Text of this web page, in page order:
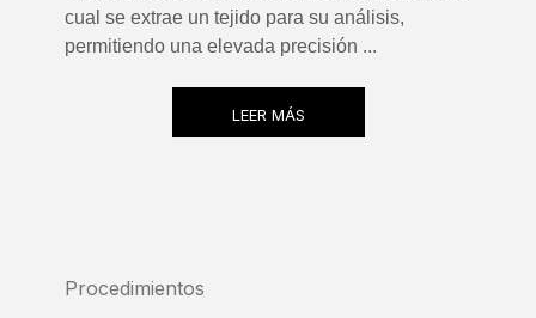
cual se extrae un tejido para su análisis,
permitiendo una elevada precisión ...
LEER MÁS
Procedimientos